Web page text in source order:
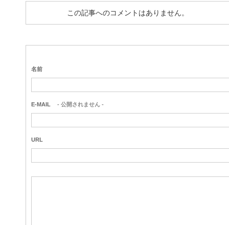
この記事へのコメントはありません。
名前
E-MAIL - 公開されません -
URL